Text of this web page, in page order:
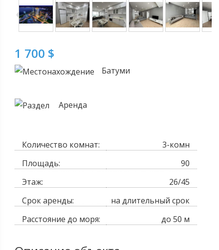
1 700 $
Батуми
Аренда
Количество комнат:
3-комн
Площадь:
90
Этаж:
26/45
Срок аренды:
на длительный срок
Расстояние до моря:
до 50 м